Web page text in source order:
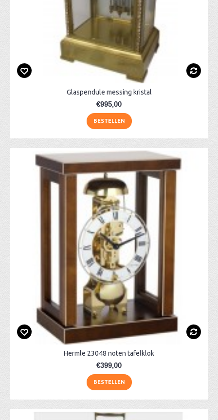
Glaspendule messing kristal
€995,00
BESTELLEN
Hermle 23048 noten tafelklok
€399,00
BESTELLEN